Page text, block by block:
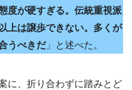
度が硬すぎる。伝統重視派
上は譲歩できない。多くが
うべきだ」と述べた。
に、折り合わずに踏みとど